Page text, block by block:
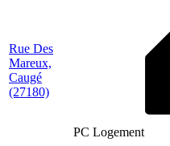
Rue Des
Mareux,
Caugé
(27180)
PC Logement